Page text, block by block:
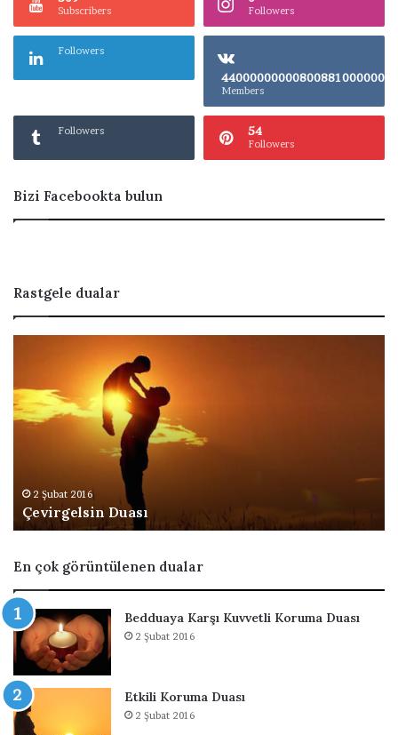
Subscribers Followers
Followers
Members
Followers 54
Followers
Bizi Facebookta bulun
Rastgele dualar
i
r
n
u
a
s
ı
2 Şubat 2016
Çevirgelsin Duası
En çok görüntülenen dualar
Bedduaya Karşı Kuvvetli Koruma Duası
2 Şubat 2016
Etkili Koruma Duası
2 Şubat 2016